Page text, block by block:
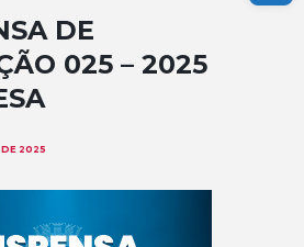
DE
025 – 2025
DE 2025